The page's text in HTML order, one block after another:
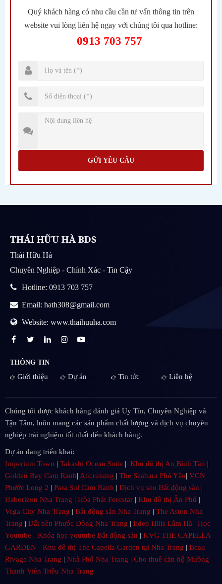
Quý khách hàng có nhu cầu cần tư vấn thông tin trên
website vui lòng liên hệ ngay với chúng tôi qua hotline:
0913 703 757
GỬI YÊU CẦU
THÁI HỮU HÀ BDS
Thái Hữu Hà
Chuyên Nghiệp - Chính Xác - Tin Cậy
Hotline: 0913 703 757
Email: hath308@gmail.com
Website: www.thaihuuha.com
THÔNG TIN
Giới thiệu Dự án Tin tức Liên hệ
Chúng tôi được khách hàng đánh giá Uy Tín, Chuyên Nghiệp và
Tận Tâm, luôn mang các sản phẩm chất lượng và dịch vụ chuyên
nghiệp trải nghiệm tốt nhất đến khách hàng.
Dự án đang triển khai:
Imperium Town | Takashi Ocean Suite | Khu đô thị An Bình Tân |
Golden Bay Cam Ranh| Ancruising | The Seahara Phú Yên| VCN
Phước Long 2 | Para Sol Cam Ranh | Dịch vụ seo Bất động sản |
Haborizon Nha Trang | Hòa Phát Forestar | Khu đô thị Ân Phú |
Vega City Nha Trang | Bất động sản Nha Trang | The Aston Nha
Trang | Đất nền Phước Đồng Nha Trang | Eden Hills Lâm Hà | Học
Youtube - Khóa học youtube Bất động sản | KVG THE CAPELLA
GARDEN - Khu đô thị The Capella Garden tại Nha Trang | Beau
Rivage Nha Trang | Nhà Phố Nha Trang | Cho thuê căn hộ Mường
Thanh Viễn Triều Nha Trang